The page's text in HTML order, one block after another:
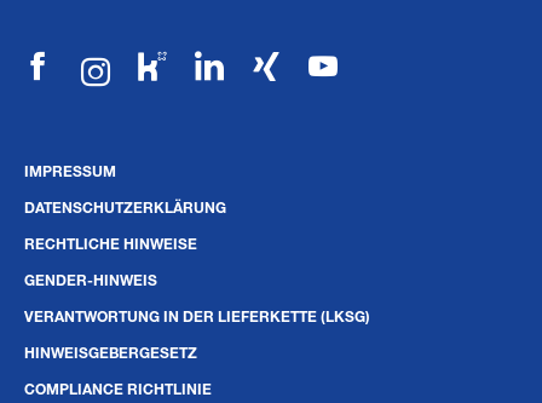
IMPRESSUM
DATENSCHUTZERKLÄRUNG
RECHTLICHE HINWEISE
GENDER-HINWEIS
VERANTWORTUNG IN DER LIEFERKETTE (LKSG)
HINWEISGEBERGESETZ
COMPLIANCE RICHTLINIE